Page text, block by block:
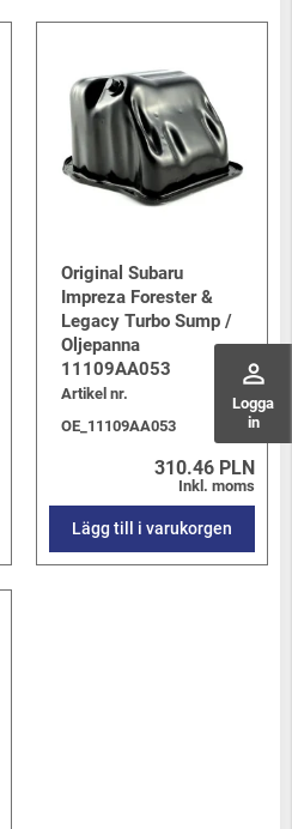
perm_identity
Logga
in
Original Subaru
Impreza Forester &
Legacy Turbo Sump /
Oljepanna
11109AA053
Artikel nr.
OE_11109AA053
310.46 PLN
Inkl. moms
Lägg till i varukorgen